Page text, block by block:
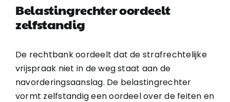
Belastingrechter oordeelt
zelfstandig
De rechtbank oordeelt dat de strafrechtelijke
vrijspraak niet in de weg staat aan de
navorderingsaanslag. De belastingrechter
vormt zelfstandig een oordeel over de feiten en